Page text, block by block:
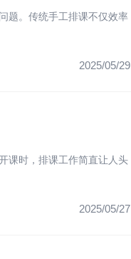
题。传统手工排课不仅效率
2025/05/29
课时，排课工作简直让人头
2025/05/27